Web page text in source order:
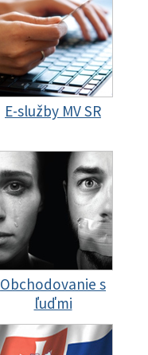
E-služby MV SR
Obchodovanie s
ľuďmi